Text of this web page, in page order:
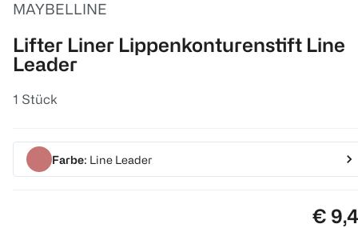
MAYBELLINE
Lifter Liner Lippenkonturenstift Line
Leader
1 Stück
Farbe: Line Leader
€